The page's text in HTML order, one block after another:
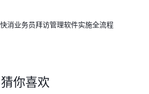
消业务员拜访管理软件实施全流程
猜你喜欢